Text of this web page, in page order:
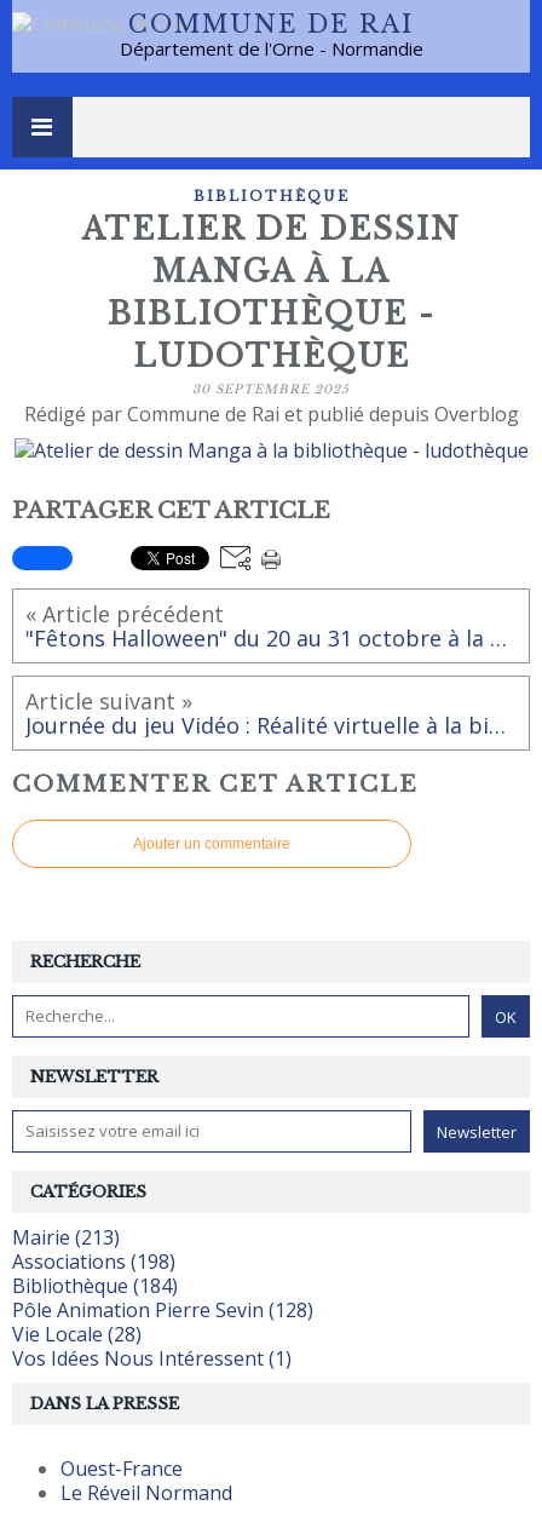
COMMUNE DE RAI
Département de l'Orne - Normandie
BIBLIOTHÈQUE
ATELIER DE DESSIN
MANGA À LA
BIBLIOTHÈQUE -
LUDOTHÈQUE
30 SEPTEMBRE 2025
Rédigé par Commune de Rai et publié depuis Overblog
PARTAGER CET ARTICLE
« Article précédent
"Fêtons Halloween" du 20 au 31 octobre à la bibliothèque - ludothèque
Article suivant »
Journée du jeu Vidéo : Réalité virtuelle à la bibliothèque - ludothèque
COMMENTER CET ARTICLE
Ajouter un commentaire
NEWSLETTER
RECHERCHE
CATÉGORIES
Mairie (213)
Associations (198)
Bibliothèque (184)
Pôle Animation Pierre Sevin (128)
Vie Locale (28)
Vos Idées Nous Intéressent (1)
DANS LA PRESSE
Ouest-France
Le Réveil Normand